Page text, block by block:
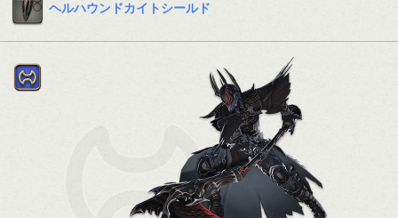
ヘルハウンドカイトシールド